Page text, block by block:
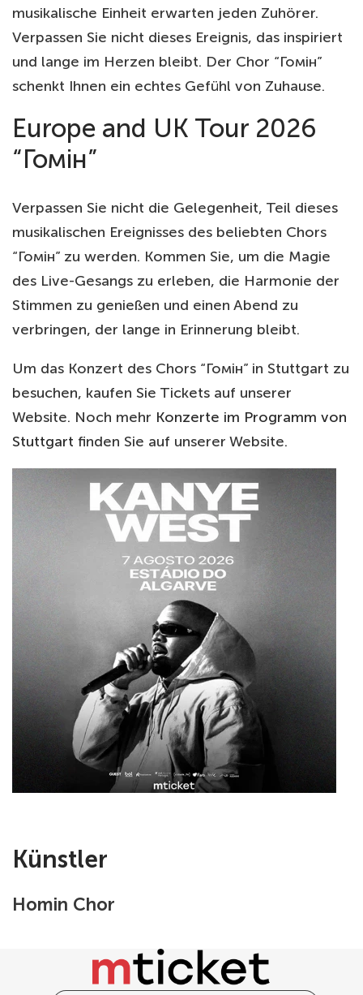
musikalische Einheit erwarten jeden Zuhörer.
Verpassen Sie nicht dieses Ereignis, das inspiriert
und lange im Herzen bleibt. Der Chor “Гомін”
schenkt Ihnen ein echtes Gefühl von Zuhause.
Europe and UK Tour 2026
“Гомін”
Verpassen Sie nicht die Gelegenheit, Teil dieses
musikalischen Ereignisses des beliebten Chors
“Гомін” zu werden. Kommen Sie, um die Magie
des Live-Gesangs zu erleben, die Harmonie der
Stimmen zu genießen und einen Abend zu
verbringen, der lange in Erinnerung bleibt.
Um das Konzert des Chors “Гомін” in Stuttgart zu
besuchen, kaufen Sie Tickets auf unserer
Website. Noch mehr Konzerte im Programm von
Stuttgart finden Sie auf unserer Website.
Künstler
Homin Chor